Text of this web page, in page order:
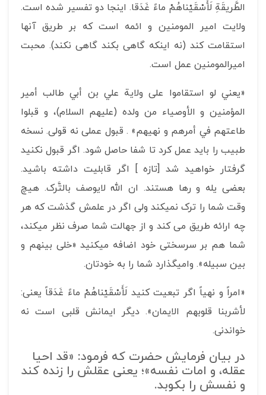
الطَّريقَةِ لَأَسْقَيْناهُمْ ماءً غَدَقا. اینجا دو تفسیر شده است.
ولایت امیر المومنین و ائمه است که بر طریق آنها
استقامت کند (نه اینکه گاهی بکند گاهی نکند). محبت
امیرالمومنین عمل است.
«يعني لو استقاموا على ولاية علي بن أبي طالب أمير
المؤمنين و الأوصياء من ولده (عليهم السلام)، و قبلوا
طاعتهم في أمرهم و نهيهم‏» . قبول عملی نه قولی. نسخه
طبیب را باید عمل کرد تا شفا حاصل شود. اگر قبول نکنید
گرفتار خواهید شد [تازه ] اگر قابلیت داشته باشید.
بعضی یله و رها هستند. ان الله لایوصف بالتَّرک. هیچ
وقت شما را ترک نمی­کند ولی اگر در علمش گذشت که هر
چه ارائه طریق می کند و از جهالت شما صرف نظر می­کند،
شما هم بر سر­سختی خود اضافه می­کنید «خلی بینهم و
بین سبیله». وا­­می­گذارد شما را به خودتان.
«امراً و نهیاً اگر تبعیت کنید لَأَسْقَيْناهُمْ ماءً غَدَقاً یعنی:
لأشربنا قلوبهم‏ الايمان»‏. دیگر ایمانش قلبی است نه
خواندنی.
در بیان فرمایش حضرت که فرمود: «قد احيا
عقله‏، و امات نفسه‏»؛ یعنی عقلش را زنده کند
و نفسش را بکوبد.